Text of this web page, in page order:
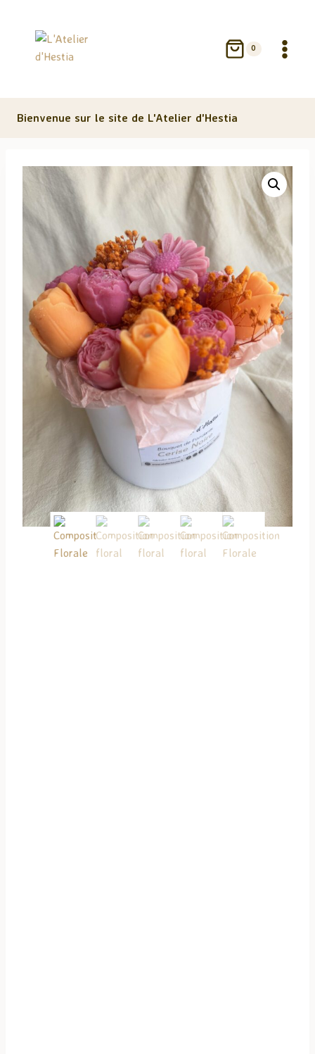
contenu
0
Bienvenue sur le site de L'Atelier d'Hestia